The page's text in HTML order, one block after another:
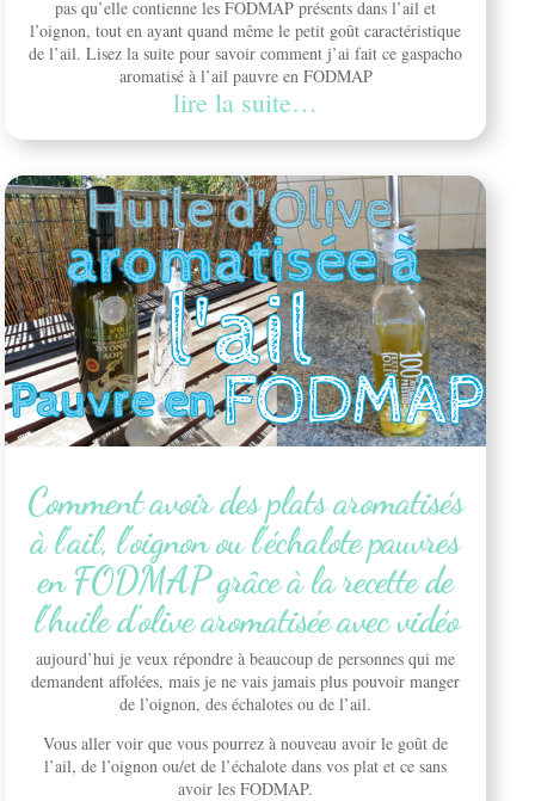
pas qu’elle contienne les FODMAP présents dans l’ail et
l’oignon, tout en ayant quand même le petit goût caractéristique
de l’ail. Lisez la suite pour savoir comment j’ai fait ce gaspacho
aromatisé à l’ail pauvre en FODMAP
lire la suite…
Comment avoir des plats aromatisés
à l’ail, l’oignon ou l’échalote pauvres
en FODMAP grâce à la recette de
l’huile d’olive aromatisée avec vidéo
aujourd’hui je veux répondre à beaucoup de personnes qui me
demandent affolées, mais je ne vais jamais plus pouvoir manger
de l’oignon, des échalotes ou de l’ail.
Vous aller voir que vous pourrez à nouveau avoir le goût de
l’ail, de l’oignon ou/et de l’échalote dans vos plat et ce sans
avoir les FODMAP.